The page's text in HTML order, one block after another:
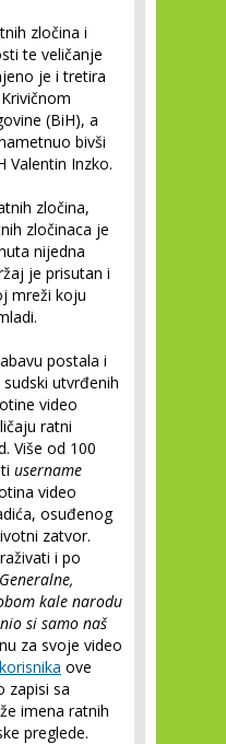
zločina i
te veličanje
je i tretira
(BiH), a
bivši
Valentin Inzko.
zločina,
zločinaca je
nijedna
je prisutan i
mreži koju
postala i
utvrđenih
video
ratni
Više od 100
username
video
osuđenog
zatvor.
i po
kale narodu
si samo naš
za svoje video
ove
zapisi sa
imena ratnih
preglede.